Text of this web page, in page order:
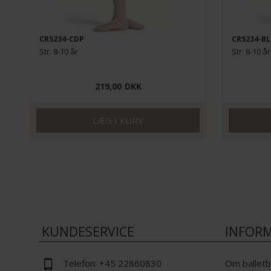
CR5234-CDP
Str. 8-10 år
219,00 DKK
CR5234-
Str. 8-10 år
KUNDESERVICE
Telefon: +45 22860830 Om